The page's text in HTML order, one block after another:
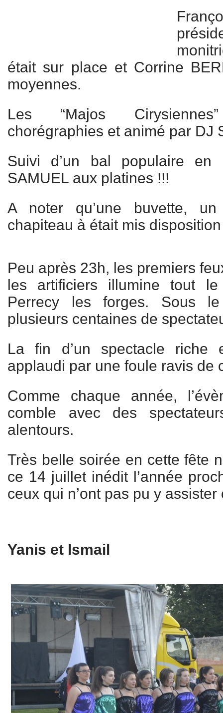
était sur place et Corrine
moyennes.
Les “Majos
chorégraphies et animé par DJ
Suivi d’un bal populaire
SAMUEL aux platines !!!
A noter qu’une buvette,
chapiteau à était mis
Peu après 23h, les premiers
les artificiers illumine tout
Perrecy les forges. Sous
plusieurs centaines de
La fin d’un spectacle riche
applaudi par une foule ravis de
Comme chaque année,
comble avec des
alentours.
Très belle soirée en cette fête
ce 14 juillet inédit l’année
ceux qui n’ont pas pu y
Yanis et Ismail